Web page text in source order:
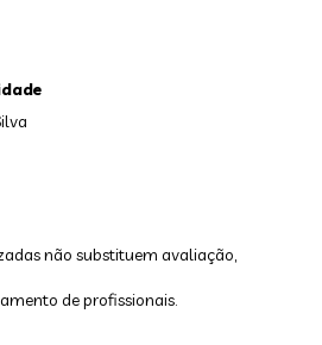
não substituem avaliação,
de profissionais.